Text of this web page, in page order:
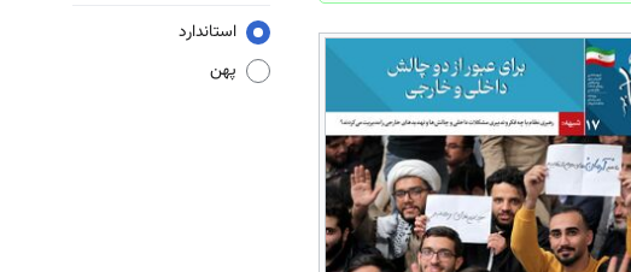
استاندارد
پهن